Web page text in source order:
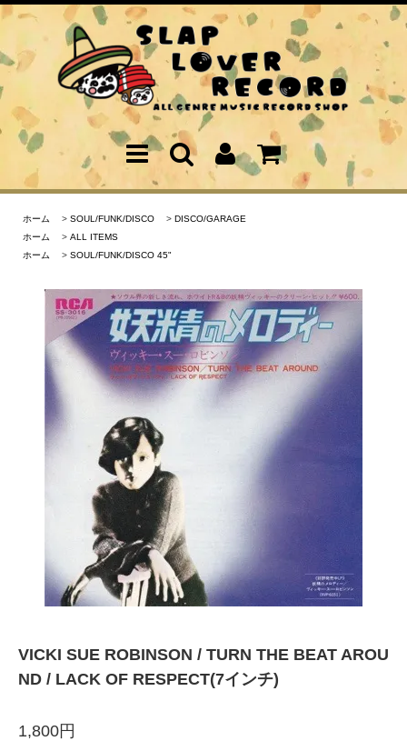
ホーム > SOUL/FUNK/DISCO > DISCO/GARAGE
ホーム
> ALL ITEMS
ホーム
> SOUL/FUNK/DISCO 45"
VICKI SUE ROBINSON / TURN THE BEAT AROU
ND / LACK OF RESPECT(7インチ)
1,800円